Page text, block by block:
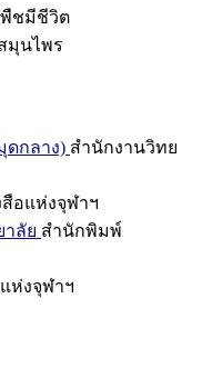
ชมีชีวิต
นไพร
ดกลาง) สำนักงานวิทย
อแห่งจุฬาฯ
ลัย สำนักพิมพ์
ห่งจุฬาฯ